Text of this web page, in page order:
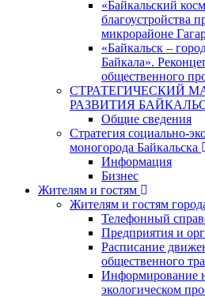
«Байкальский
благоустройства
микрорайоне
«Байкальск –
Байкала».
общественного
СТРАТЕГИЧЕСКИЙ
РАЗВИТИЯ
Общие сведения
Стратегия социально-
моногорода Байкальска
Информация
Бизнес
Жителям и гостям
Жителям и гостям
Телефонный
Предприятия и
Расписание
общественного
Информирование
экологическом